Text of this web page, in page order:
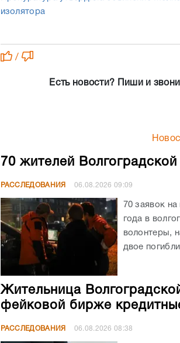
изолятора
/
Есть новости? Пиши и
70 жителей
РАССЛЕДОВАНИЯ 06.08.202609:09
70 заявок
года в
волонтеры,
двое
Жительница
фейковой бирже
РАССЛЕДОВАНИЯ 06.08.202608:38